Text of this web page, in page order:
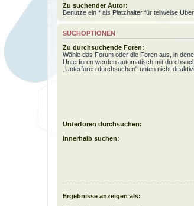
Zu suchender Autor:
Benutze ein * als Platzhalter für teilweise
SUCHOPTIONEN
Zu durchsuchende Foren:
Wähle das Forum oder die Foren aus, in
Unterforen werden automatisch mit
„Unterforen durchsuchen“ unten nicht
Unterforen durchsuchen:
Innerhalb suchen:
Ergebnisse anzeigen als: